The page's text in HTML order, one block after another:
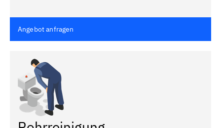
Angebot anfragen